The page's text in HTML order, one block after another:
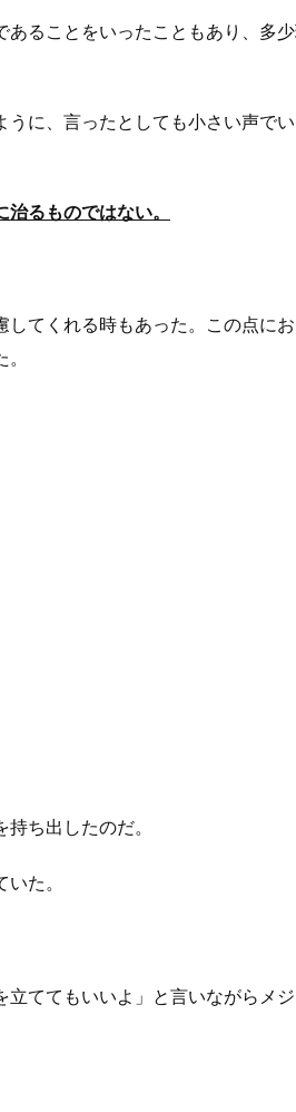
あることをいったこともあり、多
に、言ったとしても小さい声で
るものではない。
てくれる時もあった。この点に
持ち出したのだ。
た。
立ててもいいよ」と言いながらメ